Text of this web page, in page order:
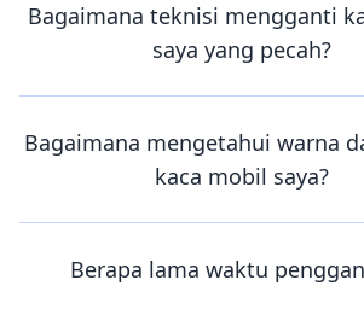
Bagaimana teknisi mengganti
saya yang pecah?
Bagaimana mengetahui warna
kaca mobil saya?
Berapa lama waktu